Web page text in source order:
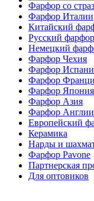
Фарфор со
Фарфор Италии
Китайский
Русский фарфор
Немецкий
Фарфор Чехия
Фарфор
Фарфор
Фарфор Япония
Фарфор Азия
Фарфор Англии
Европейский
Керамика
Нарды и
Фарфор Pavone
Партнерская
Для оптовиков